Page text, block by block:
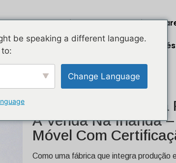
Galvanizado Dois
Reboque De
À Venda Na Irlanda
Móvel Com
Como uma fábrica que integra produção
be speaking a different language.
Change Language